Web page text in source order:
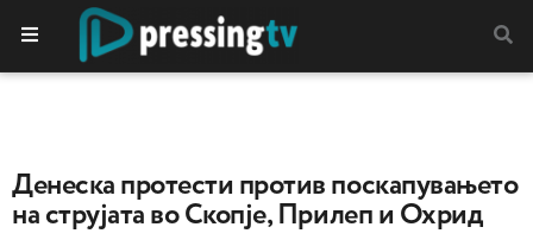
Денеска протести против поскапувањето
на струјата во Скопје, Прилеп и Охрид